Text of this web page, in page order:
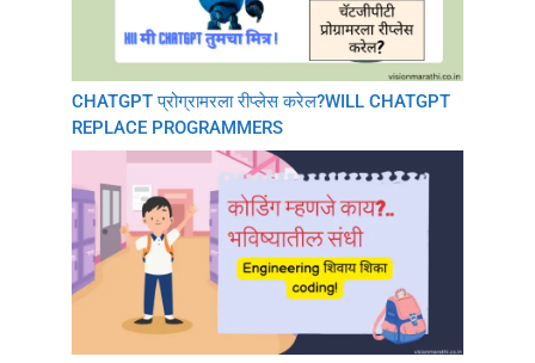
CHATGPT प्रोग्रामरला रीप्लेस करेल?WILL CHATGPT
REPLACE PROGRAMMERS